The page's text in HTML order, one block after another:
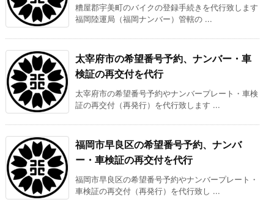
糟屋郡宇美町のバイクの登録手続きを代行致します
福岡陸運局（福岡ナンバー）管轄の ...
太宰府市の希望番号予約、ナンバー・車
検証の再交付を代行
太宰府市の希望番号予約やナンバープレート・車検
証の再交付（再発行）を代行致します ...
福岡市早良区の希望番号予約、ナンバ
ー・車検証の再交付を代行
福岡市早良区の希望番号予約やナンバープレート・
車検証の再交付（再発行）を代行致し ...